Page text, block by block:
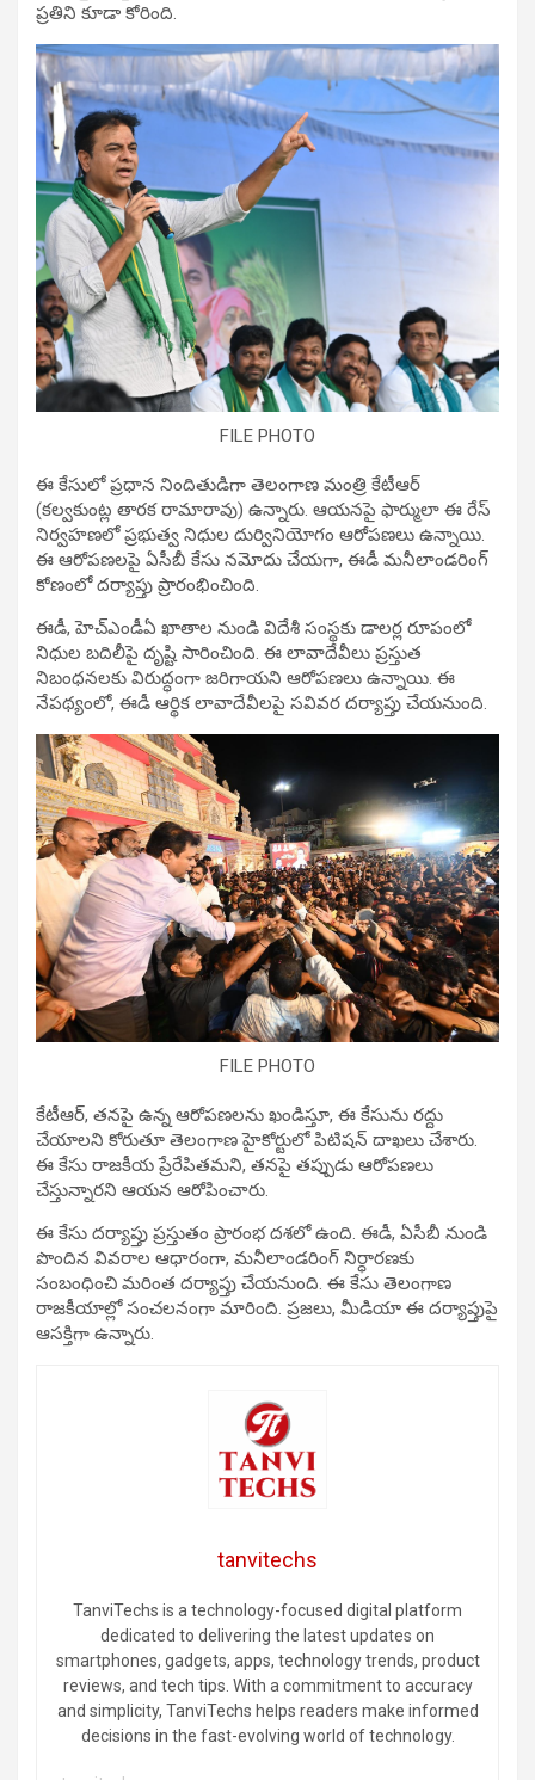
ప్రతిని కూడా కోరింది.
FILE PHOTO
ఈ కేసులో ప్రధాన నిందితుడిగా తెలంగాణ మంత్రి కేటీఆర్
(కల్వకుంట్ల తారక రామారావు) ఉన్నారు. ఆయనపై ఫార్ములా ఈ రేస్
నిర్వహణలో ప్రభుత్వ నిధుల దుర్వినియోగం ఆరోపణలు ఉన్నాయి.
ఈ ఆరోపణలపై ఏసీబీ కేసు నమోదు చేయగా, ఈడీ మనీలాండరింగ్
కోణంలో దర్యాప్తు ప్రారంభించింది.
ఈడీ, హెచ్‌ఎండీఏ ఖాతాల నుండి విదేశీ సంస్థకు డాలర్ల రూపంలో
నిధుల బదిలీపై దృష్టి సారించింది. ఈ లావాదేవీలు ప్రస్తుత
నిబంధనలకు విరుద్ధంగా జరిగాయని ఆరోపణలు ఉన్నాయి. ఈ
నేపథ్యంలో, ఈడీ ఆర్థిక లావాదేవీలపై సవివర దర్యాప్తు చేయనుంది.
FILE PHOTO
కేటీఆర్, తనపై ఉన్న ఆరోపణలను ఖండిస్తూ, ఈ కేసును రద్దు
చేయాలని కోరుతూ తెలంగాణ హైకోర్టులో పిటిషన్ దాఖలు చేశారు.
ఈ కేసు రాజకీయ ప్రేరేపితమని, తనపై తప్పుడు ఆరోపణలు
చేస్తున్నారని ఆయన ఆరోపించారు.
ఈ కేసు దర్యాప్తు ప్రస్తుతం ప్రారంభ దశలో ఉంది. ఈడీ, ఏసీబీ నుండి
పొందిన వివరాల ఆధారంగా, మనీలాండరింగ్ నిర్ధారణకు
సంబంధించి మరింత దర్యాప్తు చేయనుంది. ఈ కేసు తెలంగాణ
రాజకీయాల్లో సంచలనంగా మారింది. ప్రజలు, మీడియా ఈ దర్యాప్తుపై
ఆసక్తిగా ఉన్నారు.
tanvitechs
TanviTechs is a technology-focused digital platform
dedicated to delivering the latest updates on
smartphones, gadgets, apps, technology trends, product
reviews, and tech tips. With a commitment to accuracy
and simplicity, TanviTechs helps readers make informed
decisions in the fast-evolving world of technology.